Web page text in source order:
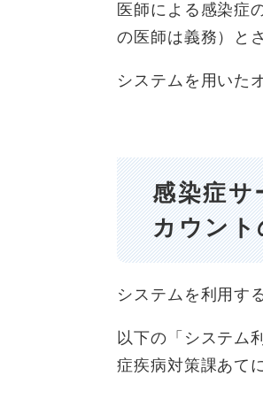
医師による感染症
の医師は義務）と
システムを用いた
感染症
カウント
システムを利用す
以下の「システム
症疾病対策課あて